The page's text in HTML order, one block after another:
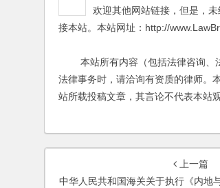
欢迎其他网站链接，但是，
接本站。本站网址：http://
本站所有内容（包括法律咨询、法
法律事务时，请洽询有资质的律师。
站所载投稿文章，其言论不代表本站
上一篇
中华人民共和国海关关于执行《内地与香港关于建立更紧密经贸关系的安排